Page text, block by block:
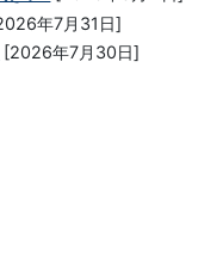
年7月31日]
[2026年7月30日]